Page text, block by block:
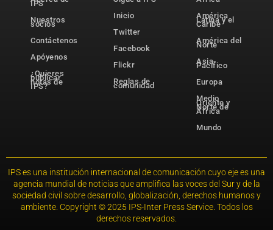
IPS
Nuestros
socios
Contáctenos
Apóyenos
¿Quieres
publicar
notas de
IPS?
Inicio
Twitter
Facebook
Flickr
Reglas de
comunidad
América
Latina y el
Caribe
América del
Norte
Asia-
Pacífico
Europa
Medio
Oriente y
Norte de
África
Mundo
IPS es una institución internacional de comunicación cuyo eje es una
agencia mundial de noticias que amplifica las voces del Sur y de la
sociedad civil sobre desarrollo, globalización, derechos humanos y
ambiente. Copyright © 2025 IPS-Inter Press Service. Todos los
derechos reservados.